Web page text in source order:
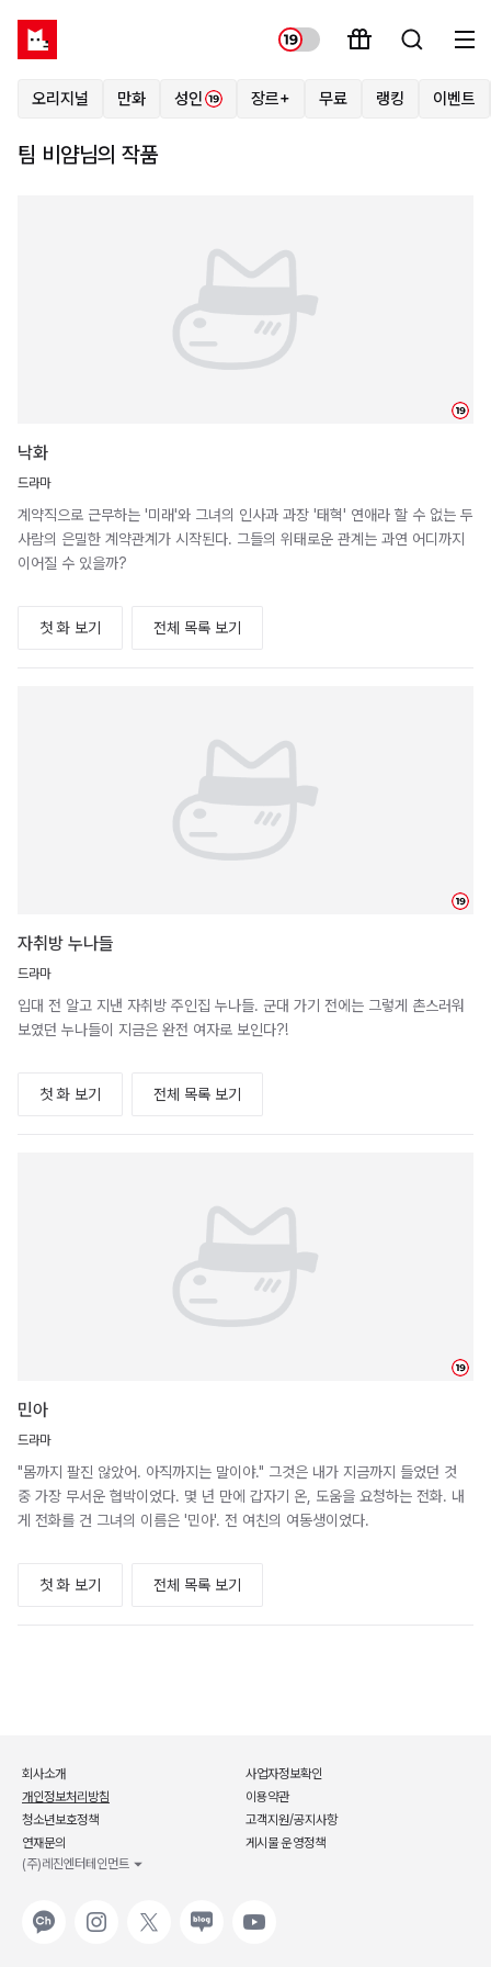
오리지널 만화 성인 장르+ 무료 랭킹 이벤트
팀 비얌님의 작품
낙화
드라마
계약직으로 근무하는 '미래'와 그녀의 인사과 과장 '태혁' 연애라 할 수 없는 두
사람의 은밀한 계약관계가 시작된다. 그들의 위태로운 관계는 과연 어디까지
이어질 수 있을까?
첫 화 보기 전체 목록 보기
자취방 누나들
드라마
입대 전 알고 지낸 자취방 주인집 누나들. 군대 가기 전에는 그렇게 촌스러워
보였던 누나들이 지금은 완전 여자로 보인다?!
첫 화 보기 전체 목록 보기
민아
드라마
"몸까지 팔진 않았어. 아직까지는 말이야." 그것은 내가 지금까지 들었던 것
중 가장 무서운 협박이었다. 몇 년 만에 갑자기 온, 도움을 요청하는 전화. 내
게 전화를 건 그녀의 이름은 '민아'. 전 여친의 여동생이었다.
첫 화 보기 전체 목록 보기
회사소개
사업자정보확인
개인정보처리방침
이용약관
청소년보호정책
고객지원/공지사항
연재문의
게시물 운영정책
(주)레진엔터테인먼트
카카오 인스타그램 네이버 유튜브